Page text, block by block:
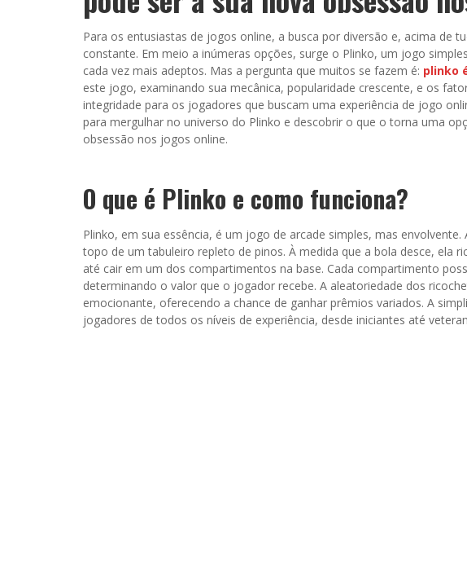
Para os entusiastas de jogos online, a busca por diversão e, acima de
constante. Em meio a inúmeras opções, surge o Plinko, um jogo
cada vez mais adeptos. Mas a pergunta que muitos se fazem é: plinko
este jogo, examinando sua mecânica, popularidade crescente, e os
integridade para os jogadores que buscam uma experiência de jogo
para mergulhar no universo do Plinko e descobrir o que o torna uma
obsessão nos jogos online.
O que é Plinko e como funciona?
Plinko, em sua essência, é um jogo de arcade simples, mas
topo de um tabuleiro repleto de pinos. À medida que a bola desce, ela
até cair em um dos compartimentos na base. Cada compartimento
determinando o valor que o jogador recebe. A aleatoriedade dos
emocionante, oferecendo a chance de ganhar prêmios variados. A
jogadores de todos os níveis de experiência, desde iniciantes até